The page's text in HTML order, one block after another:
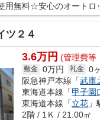
用無料☆安心のオート
ツ２４
3.6万円 (管理費等
敷金 0万円 礼金 0
阪急神戸本線「武庫
東海道本線「甲子園
東海道本線「立花
2階 / 1Ｋ / 21.00㎡